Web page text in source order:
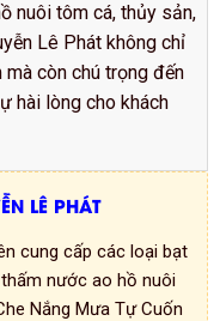
nuôi tôm cá, thủy sản,
Lê Phát không chỉ
còn chú trọng đến
hài lòng cho khách
LÊ PHÁT
cung cấp các loại bạt
nước ao hồ nuôi
Nắng Mưa Tự Cuốn